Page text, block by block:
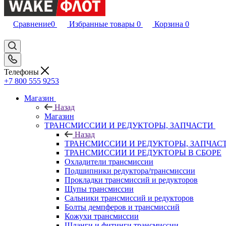
Сравнение0 Избранные товары 0 Корзина 0
Телефоны
+7 800 555 9253
Магазин
Назад
Магазин
ТРАНСМИССИИ И РЕДУКТОРЫ, ЗАПЧАСТИ
Назад
ТРАНСМИССИИ И РЕДУКТОРЫ,
ТРАНСМИССИИ И РЕДУКТОРЫ В СБОРЕ
Охладители трансмиссии
Подшипники редуктора/трансмиссии
Прокладки трансмиссий и редукторов
Щупы трансмиссии
Сальники трансмиссий и редукторов
Болты демпферов и трансмиссий
Кожухи трансмиссии